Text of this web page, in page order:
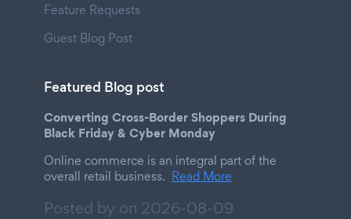
Feature Requests
Guest Blog Post
Featured Blog post
Converting Cross-Border Shoppers During
Black Friday & Cyber Monday
Online commerce is an integral part of the
overall retail business. Read More
Posted by on 2026-08-09